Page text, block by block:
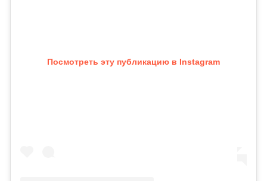
Посмотреть эту публикацию в Instagram